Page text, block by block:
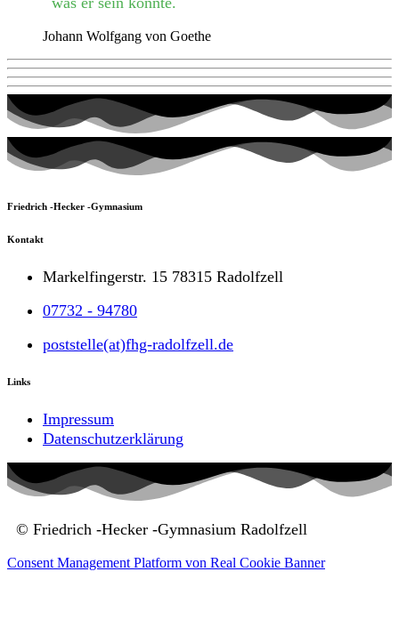
Johann Wolfgang von Goethe
Friedrich -Hecker -Gymnasium
Kontakt
Markelfingerstr. 15 78315 Radolfzell
07732 - 94780
poststelle(at)fhg-radolfzell.de
Links
Impressum
Datenschutzerklärung
© Friedrich -Hecker -Gymnasium Radolfzell
Consent Management Platform von Real Cookie Banner